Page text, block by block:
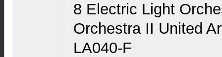
8 Electric Light
Orchestra II United
LA040-F